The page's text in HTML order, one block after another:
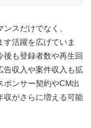
スだけでなく、
活躍を広げていま
後も登録者数や再生回
告収入や案件収入も拡
ポンサー契約やCM出
収がさらに増える可能